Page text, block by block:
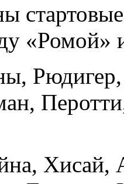
«Ромой»
Хисай,